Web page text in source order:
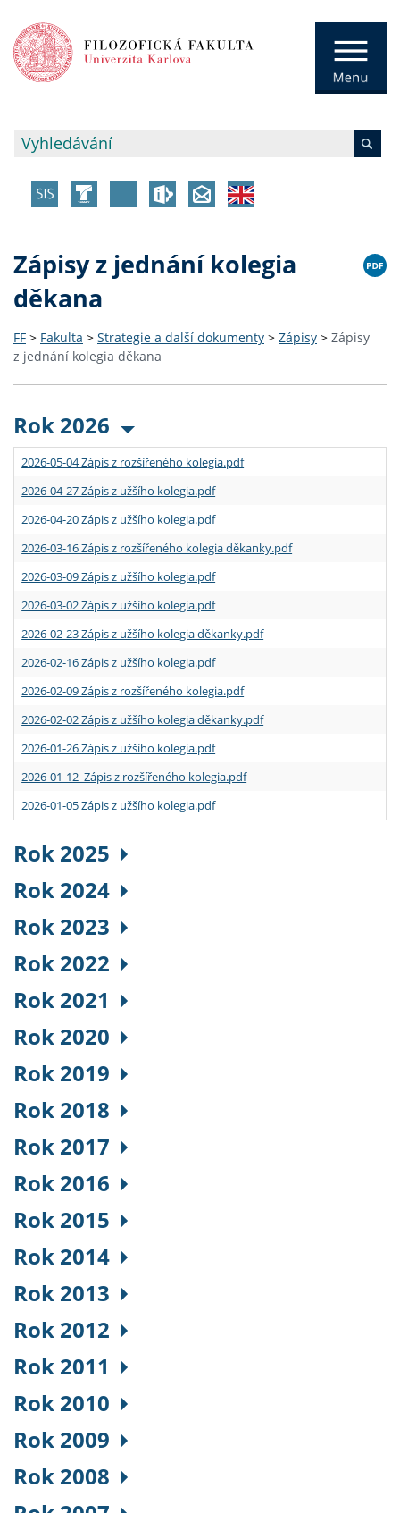
Zápisy z jednání kolegia
děkana
FF > Fakulta > Strategie a další dokumenty > Zápisy > Zápisy
z jednání kolegia děkana
Rok 2026
2026-05-04 Zápis z rozšířeného kolegia.pdf
2026-04-27 Zápis z užšího kolegia.pdf
2026-04-20 Zápis z užšího kolegia.pdf
2026-03-16 Zápis z rozšířeného kolegia děkanky.pdf
2026-03-09 Zápis z užšího kolegia.pdf
2026-03-02 Zápis z užšího kolegia.pdf
2026-02-23 Zápis z užšího kolegia děkanky.pdf
2026-02-16 Zápis z užšího kolegia.pdf
2026-02-09 Zápis z rozšířeného kolegia.pdf
2026-02-02 Zápis z užšího kolegia děkanky.pdf
2026-01-26 Zápis z užšího kolegia.pdf
2026-01-12 Zápis z rozšířeného kolegia.pdf
2026-01-05 Zápis z užšího kolegia.pdf
Rok 2025
Rok 2024
Rok 2023
Rok 2022
Rok 2021
Rok 2020
Rok 2019
Rok 2018
Rok 2017
Rok 2016
Rok 2015
Rok 2014
Rok 2013
Rok 2012
Rok 2011
Rok 2010
Rok 2009
Rok 2008